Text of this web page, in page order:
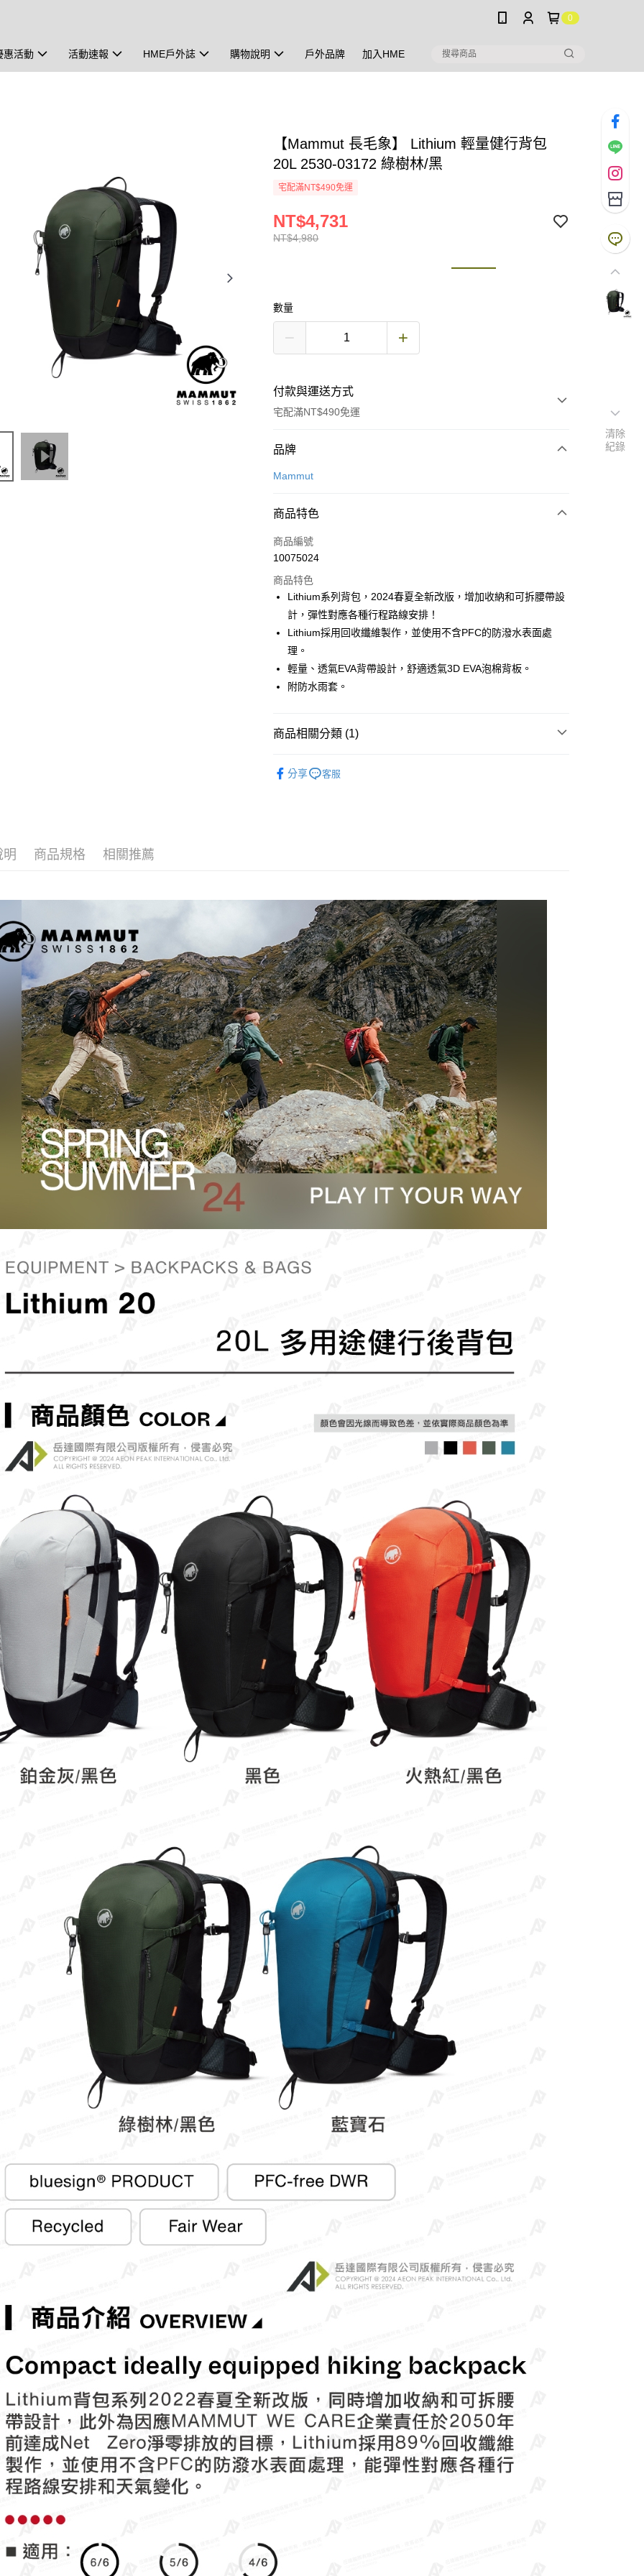
0
惠活動 活動速報 HME戶外誌 購物說明 戶外品牌 加入HME
【Mammut 長毛象】 Lithium 輕量健行背包
20L 2530-03172 綠樹林/黑
宅配滿NT$490免運
NT$4,980
NT$4,731
數量
付款與運送方式
宅配滿NT$490免運
付款方式
信用卡一次付款
合作金庫商業銀行
華南商業銀行
上海商業儲蓄銀行
國泰世華商業銀行
兆豐國際商業銀行
臺灣中小企業銀行
聯邦商業銀行
遠東國際商業銀行
元大商業銀行
玉山商業銀行
星展（台灣）商業銀行
台新國際商業銀行
LINE Pay
Apple Pay
運送方式
付款後門市自取
品牌
Mammut
商品特色
商品編號
10075024
商品特色
Lithium系列背包，2024春夏全新改版，增加收納和可拆腰帶設
計，彈性對應各種行程路線安排！
Lithium採用回收纖維製作，並使用不含PFC的防潑水表面處
理。
輕量、透氣EVA背帶設計，舒適透氣3D EVA泡棉背板。
附防水雨套。
商品相關分類 (1)
分享
客服
明 商品規格 相關推薦
清除
紀錄